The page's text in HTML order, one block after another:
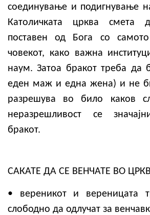
соединување и подигнување
Католичката црква смета
поставен од Бога со
човекот, како важна
наум. Затоа бракот треба да
еден маж и една жена) и не
разрешува во било каков
неразрешливост се
бракот.
САКАТЕ ДА СЕ ВЕНЧАТЕ ВО
• вереникот и вереницата
слободно да одлучат за